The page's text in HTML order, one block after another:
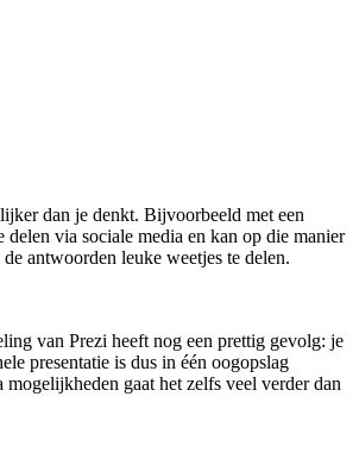
dan je denkt. Bijvoorbeeld met een
via sociale media en kan op die manier
antwoorden leuke weetjes te delen.
van Prezi heeft nog een prettig gevolg: je
presentatie is dus in één oogopslag
gaat het zelfs veel verder dan